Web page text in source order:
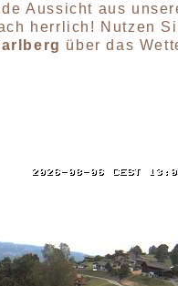
Aussicht aus
herrlich! Nutzen
über das